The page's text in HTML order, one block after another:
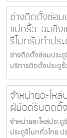
ช่างติดตั้งซ่อ
แปดริ้ว-ฉะเชิ
รีโมทรับทำปร
ช่างติดตั้งซ่อมประตู
บริการติดตั้งประตูรั้
จำหน่ายอะไห
ฝีมือดีรับติดตั้ง
จำหน่ายอะไหล่ปร
ประตูรีโมททั่วไทย